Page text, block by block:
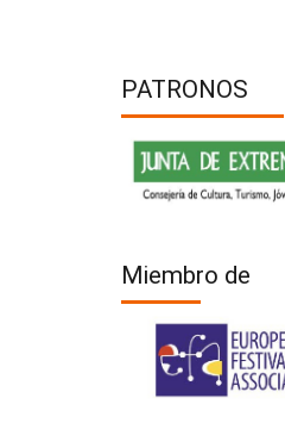
PATRONOS
Miembro de